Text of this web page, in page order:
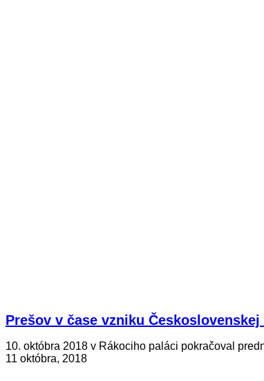
Prešov v čase vzniku
10. októbra 2018 v Rákociho paláci pokračoval
11 októbra, 2018